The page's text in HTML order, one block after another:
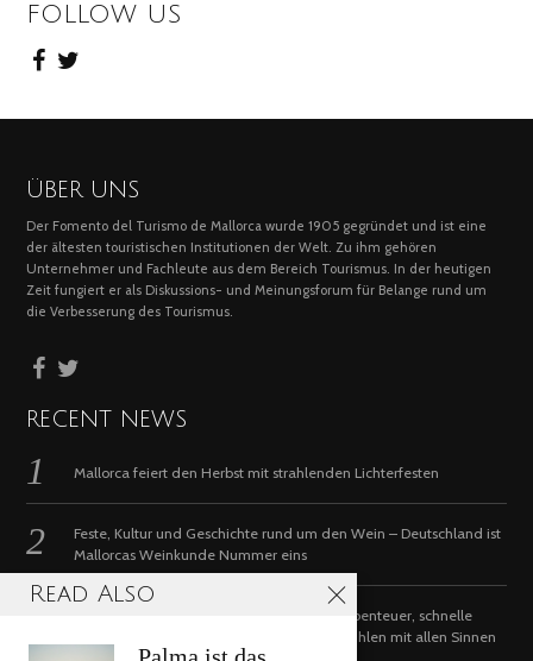
FOLLOW US
ÜBER UNS
Der Fomento del Turismo de Mallorca wurde 1905 gegründet und ist eine
der ältesten touristischen Institutionen der Welt. Zu ihm gehören
Unternehmer und Fachleute aus dem Bereich Tourismus. In der heutigen
Zeit fungiert er als Diskussions- und Meinungsforum für Belange rund um
die Verbesserung des Tourismus.
RECENT NEWS
Mallorca feiert den Herbst mit strahlenden Lichterfesten
Feste, Kultur und Geschichte rund um den Wein – Deutschland ist
Mallorcas Weinkunde Nummer eins
Ein etwas anderer Sommer auf Mallorca: Abenteuer, schnelle
Autos, Kultur, guter Geschmack und Wohlfühlen mit allen Sinnen
Read Also